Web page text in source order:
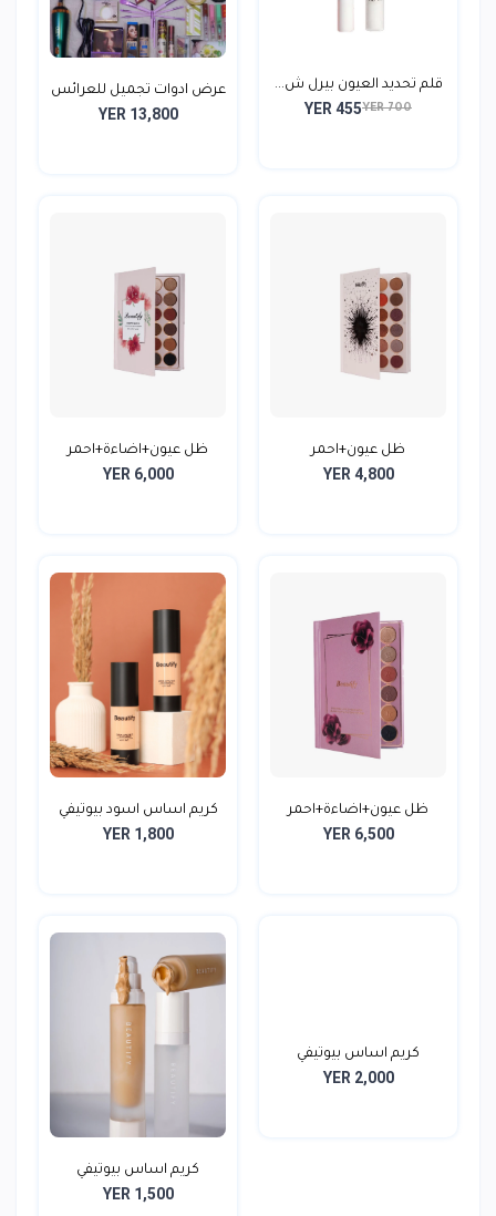
قلم تحديد العيون بيرل ش...
YER 700
YER 455
عرض ادوات تجميل للعرائس
YER 13,800
ظل عيون+احمر
خدود+اضاءة...
YER 4,800
ظل عيون+اضاءة+احمر
خدود...
YER 6,000
ظل عيون+اضاءة+احمر
خدود...
YER 6,500
كريم اساس اسود بيوتيفي
YER 1,800
كريم اساس بيوتيفي
YER 2,000
كريم اساس بيوتيفي
YER 1,500